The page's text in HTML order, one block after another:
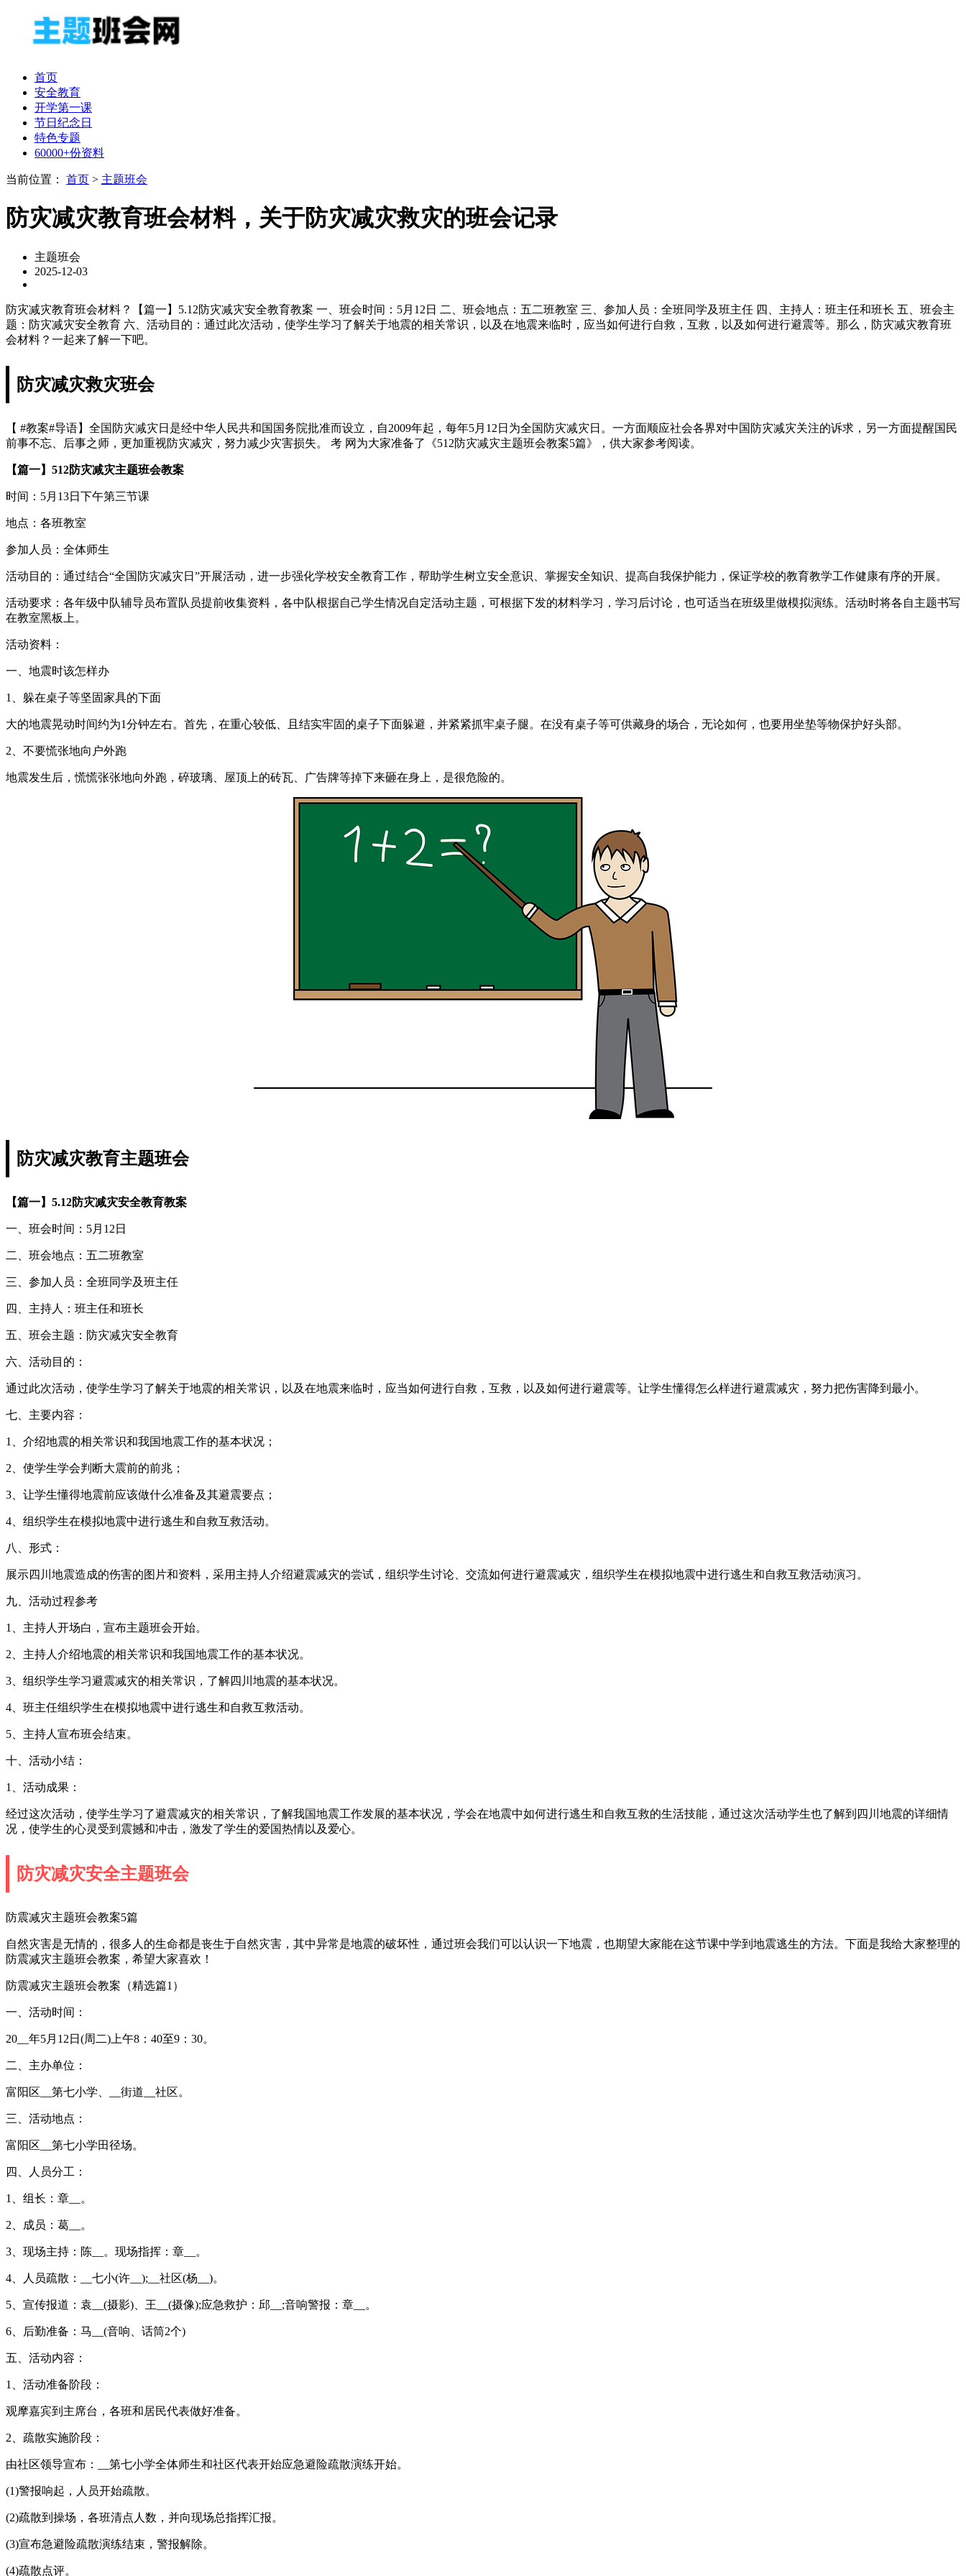
首页
安全教育
开学第一课
节日纪念日
特色专题
60000+份资料
当前位置： 首页 > 主题班会
防灾减灾教育班会材料，关于防灾减灾救灾的班会记录
主题班会
2025-12-03
防灾减灾教育班会材料？【篇一】5.12防灾减灾安全教育教案 一、班会时间：5月12日 二、班会地点：五二班教室 三、参加人员：全班同学及班主任 四、主持人：班主任和班长 五、班会主
题：防灾减灾安全教育 六、活动目的：通过此次活动，使学生学习了解关于地震的相关常识，以及在地震来临时，应当如何进行自救，互救，以及如何进行避震等。那么，防灾减灾教育班
会材料？一起来了解一下吧。
防灾减灾救灾班会
【 #教案#导语】全国防灾减灾日是经中华人民共和国国务院批准而设立，自2009年起，每年5月12日为全国防灾减灾日。一方面顺应社会各界对中国防灾减灾关注的诉求，另一方面提醒国民
前事不忘、后事之师，更加重视防灾减灾，努力减少灾害损失。 考 网为大家准备了《512防灾减灾主题班会教案5篇》，供大家参考阅读。
【篇一】512防灾减灾主题班会教案
时间：5月13日下午第三节课
地点：各班教室
参加人员：全体师生
活动目的：通过结合“全国防灾减灾日”开展活动，进一步强化学校安全教育工作，帮助学生树立安全意识、掌握安全知识、提高自我保护能力，保证学校的教育教学工作健康有序的开展。
活动要求：各年级中队辅导员布置队员提前收集资料，各中队根据自己学生情况自定活动主题，可根据下发的材料学习，学习后讨论，也可适当在班级里做模拟演练。活动时将各自主题书写
在教室黑板上。
活动资料：
一、地震时该怎样办
1、躲在桌子等坚固家具的下面
大的地震晃动时间约为1分钟左右。首先，在重心较低、且结实牢固的桌子下面躲避，并紧紧抓牢桌子腿。在没有桌子等可供藏身的场合，无论如何，也要用坐垫等物保护好头部。
2、不要慌张地向户外跑
地震发生后，慌慌张张地向外跑，碎玻璃、屋顶上的砖瓦、广告牌等掉下来砸在身上，是很危险的。
防灾减灾教育主题班会
【篇一】5.12防灾减灾安全教育教案
一、班会时间：5月12日
二、班会地点：五二班教室
三、参加人员：全班同学及班主任
四、主持人：班主任和班长
五、班会主题：防灾减灾安全教育
六、活动目的：
通过此次活动，使学生学习了解关于地震的相关常识，以及在地震来临时，应当如何进行自救，互救，以及如何进行避震等。让学生懂得怎么样进行避震减灾，努力把伤害降到最小。
七、主要内容：
1、介绍地震的相关常识和我国地震工作的基本状况；
2、使学生学会判断大震前的前兆；
3、让学生懂得地震前应该做什么准备及其避震要点；
4、组织学生在模拟地震中进行逃生和自救互救活动。
八、形式：
展示四川地震造成的伤害的图片和资料，采用主持人介绍避震减灾的尝试，组织学生讨论、交流如何进行避震减灾，组织学生在模拟地震中进行逃生和自救互救活动演习。
九、活动过程参考
1、主持人开场白，宣布主题班会开始。
2、主持人介绍地震的相关常识和我国地震工作的基本状况。
3、组织学生学习避震减灾的相关常识，了解四川地震的基本状况。
4、班主任组织学生在模拟地震中进行逃生和自救互救活动。
5、主持人宣布班会结束。
十、活动小结：
1、活动成果：
经过这次活动，使学生学习了避震减灾的相关常识，了解我国地震工作发展的基本状况，学会在地震中如何进行逃生和自救互救的生活技能，通过这次活动学生也了解到四川地震的详细情
况，使学生的心灵受到震撼和冲击，激发了学生的爱国热情以及爱心。
防灾减灾安全主题班会
防震减灾主题班会教案5篇
自然灾害是无情的，很多人的生命都是丧生于自然灾害，其中异常是地震的破坏性，通过班会我们可以认识一下地震，也期望大家能在这节课中学到地震逃生的方法。下面是我给大家整理的
防震减灾主题班会教案，希望大家喜欢！
防震减灾主题班会教案（精选篇1）
一、活动时间：
20__年5月12日(周二)上午8：40至9：30。
二、主办单位：
富阳区__第七小学、__街道__社区。
三、活动地点：
富阳区__第七小学田径场。
四、人员分工：
1、组长：章__。
2、成员：葛__。
3、现场主持：陈__。现场指挥：章__。
4、人员疏散：__七小(许__);__社区(杨__)。
5、宣传报道：袁__(摄影)、王__(摄像);应急救护：邱__;音响警报：章__。
6、后勤准备：马__(音响、话筒2个)
五、活动内容：
1、活动准备阶段：
观摩嘉宾到主席台，各班和居民代表做好准备。
2、疏散实施阶段：
由社区领导宣布：__第七小学全体师生和社区代表开始应急避险疏散演练开始。
(1)警报响起，人员开始疏散。
(2)疏散到操场，各班清点人数，并向现场总指挥汇报。
(3)宣布急避险疏散演练结束，警报解除。
(4)疏散点评。